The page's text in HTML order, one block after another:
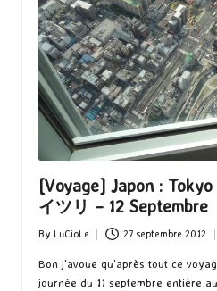
[Voyage] Japon :
イツリ – 12 Septembre
Posted
by
By LuCioLe 27 septembre 2012
Bon j'avoue qu'après tout ce
journée du 11 septembre entière